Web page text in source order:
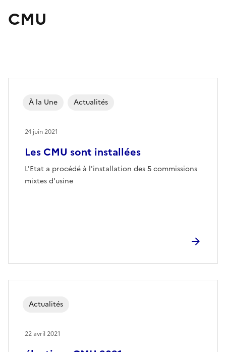
CMU
Les CMU sont installées
L'Etat a procédé à l'installation des 5 commissions
mixtes d'usine
À la Une Actualités
24 juin 2021
Actualités
22 avril 2021